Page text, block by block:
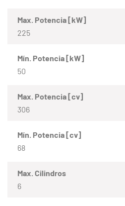
Max. Potencia [kW]
225
Mín. Potencia [kW]
50
Max. Potencia [cv]
306
Mín. Potencia [cv]
68
Max. Cilindros
6